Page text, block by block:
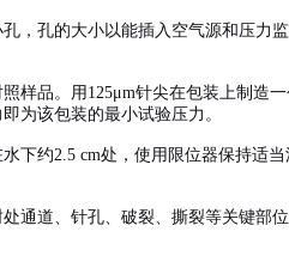
，孔的大小以能插入空气源和压力
样品。用125μm针尖在包装上制造
为该包装的最小试验压力。
下约2.5 cm处，使用限位器保持适
通道、针孔、破裂、撕裂等关键部